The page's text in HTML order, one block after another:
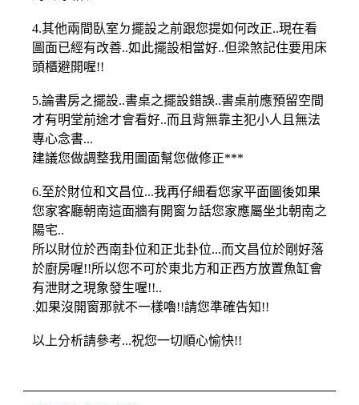
4.其他兩間臥室ㄉ擺設之前跟您提如何改正..現在看
圖面已經有改善..如此擺設相當好..但梁煞記住要用床
頭櫃避開喔!!
5.論書房之擺設..書桌之擺設錯誤..書桌前應預留空間
才有明堂前途才會看好..而且背無靠主犯小人且無法
專心念書...
建議您做調整我用圖面幫您做修正***
6.至於財位和文昌位...我再仔細看您家平面圖後如果
您家客廳朝南這面牆有開窗ㄉ話您家應屬坐北朝南之
陽宅..
所以財位於西南卦位和正北卦位...而文昌位於剛好落
於廚房喔!!所以您不可於東北方和正西方放置魚缸會
有泄財之現象發生喔!!..
.如果沒開窗那就不一樣嚕!!請您準確告知!!
以上分析請參考...祝您一切順心愉快!!